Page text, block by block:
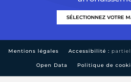
Mentions légales Accessibilité :
Open Data Politique de